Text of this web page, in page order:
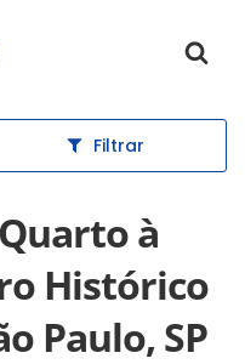
inicial
Filtrar
à
Histórico
Paulo, SP